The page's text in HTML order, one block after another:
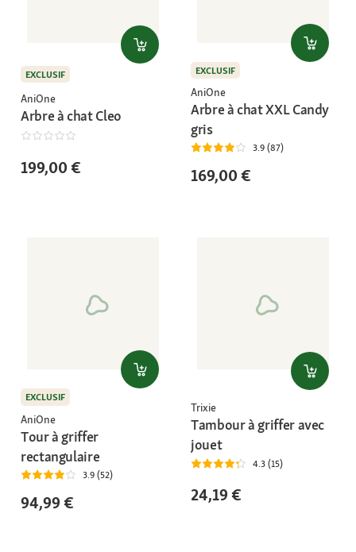
EXCLUSIF
AniOne
Arbre à chat Cleo
199,00 €
EXCLUSIF
AniOne
Arbre à chat XXL Candy
gris
3.9 (87)
169,00 €
EXCLUSIF
AniOne
Tour à griffer
rectangulaire
3.9 (52)
94,99 €
Trixie
Tambour à griffer avec
jouet
4.3 (15)
24,19 €